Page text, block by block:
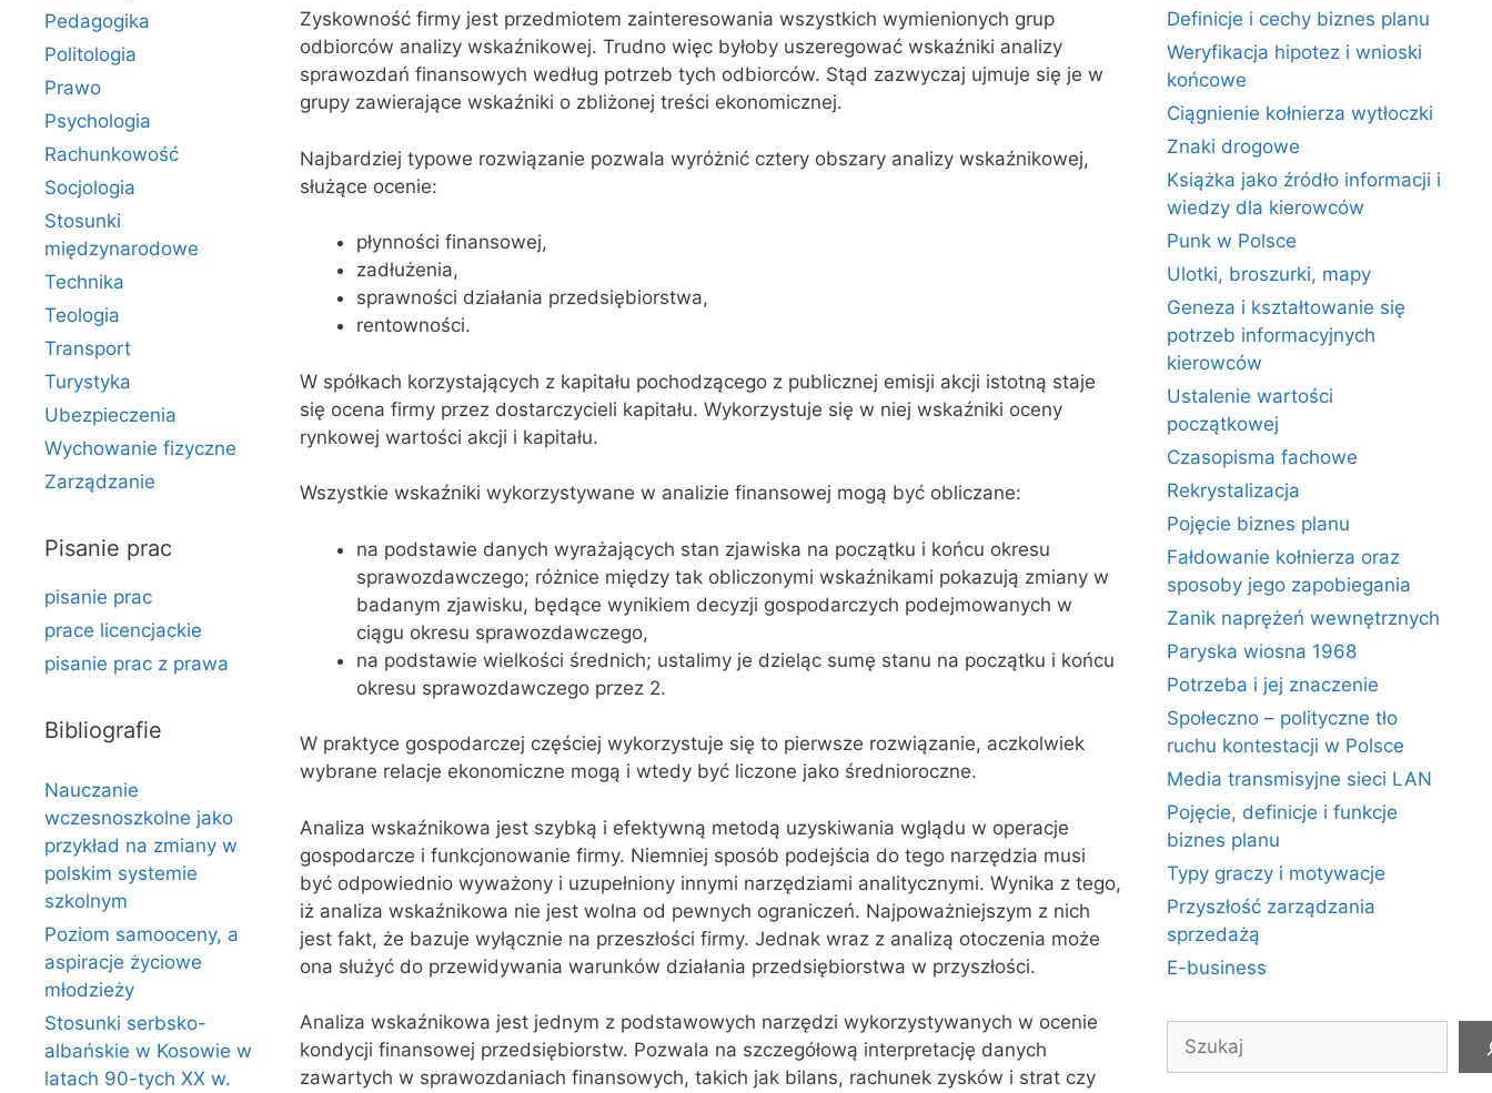
Zyskowność firmy jest przedmiotem zainteresowania wszystkich wymie‌nionych grup
odbiorców analizy wskaźnikowej. Trudno więc byłoby uszerego‌wać wskaźniki analizy
sprawozdań finansowych według potrzeb tych odbior‌ców. Stąd zazwyczaj ujmuje się je w
grupy zawierające wskaźniki o zbliżonej treści ekonomicznej.
Najbardziej typowe rozwiązanie pozwala wyróżnić cztery obszary analizy wskaźnikowej,
służące ocenie:
płynności finansowej,
zadłużenia,
sprawności działania przedsiębiorstwa,
rentowności.
W spółkach korzystających z kapitału pochodzącego z publicznej emisji akcji istotną staje
się ocena firmy przez dostarczycieli kapitału. Wykorzystuje się w niej wskaźniki oceny
rynkowej wartości akcji i kapitału.
Wszystkie wskaźniki wykorzystywane w analizie finansowej mogą być obliczane:
na podstawie danych wyrażających stan zjawiska na początku i końcu okresu
sprawozdawczego; różnice między tak obliczonymi wskaźnikami pokazują zmiany w
badanym zjawisku, będące wynikiem decyzji gospodarczych podejmowanych w
ciągu okresu sprawozdawczego,
na podstawie wielkości średnich; ustalimy je dzieląc sumę stanu na początku i końcu
okresu sprawozdawczego przez 2.
W praktyce gospodarczej częściej wykorzystuje się to pierwsze rozwiązanie, aczkolwiek
wybrane relacje ekonomiczne mogą i wtedy być liczone jako średnioroczne.
Analiza wskaźnikowa jest szybką i efektywną metodą uzyskiwania wglądu w operacje
gospodarcze i funkcjonowanie firmy. Niemniej sposób podejścia do tego narzędzia musi
być odpowiednio wyważony i uzupełniony innymi narzędziami analitycznymi. Wynika z tego,
iż analiza wskaźnikowa nie jest wolna od pewnych ograniczeń. Najpoważniejszym z nich
jest fakt, że bazuje wyłącznie na przeszłości firmy. Jednak wraz z analizą otoczenia może
ona służyć do przewidywania warunków działania przedsiębiorstwa w przy‌szłości.
Analiza wskaźnikowa jest jednym z podstawowych narzędzi wykorzystywanych w ocenie
kondycji finansowej przedsiębiorstw. Pozwala na szczegółową interpretację danych
zawartych w sprawozdaniach finansowych, takich jak bilans, rachunek zysków i strat czy
Pedagogika
Politologia
Prawo
Psychologia
Rachunkowość
Socjologia
Stosunki
międzynarodowe
Technika
Teologia
Transport
Turystyka
Ubezpieczenia
Wychowanie fizyczne
Zarządzanie
Pisanie prac
pisanie prac
prace licencjackie
pisanie prac z prawa
Bibliografie
Nauczanie
wczesnoszkolne jako
przykład na zmiany w
polskim systemie
szkolnym
Poziom samooceny, a
aspiracje życiowe
młodzieży
Stosunki serbsko-
albańskie w Kosowie w
latach 90-tych XX w.
Definicje i cechy biznes planu
Weryfikacja hipotez i wnioski
końcowe
Ciągnienie kołnierza wytłoczki
Znaki drogowe
Książka jako źródło informacji i
wiedzy dla kierowców
Punk w Polsce
Ulotki, broszurki, mapy
Geneza i kształtowanie się
potrzeb informacyjnych
kierowców
Ustalenie wartości
początkowej
Czasopisma fachowe
Rekrystalizacja
Pojęcie biznes planu
Fałdowanie kołnierza oraz
sposoby jego zapobiegania
Zanik naprężeń wewnętrznych
Paryska wiosna 1968
Potrzeba i jej znaczenie
Społeczno – polityczne tło
ruchu kontestacji w Polsce
Media transmisyjne sieci LAN
Pojęcie, definicje i funkcje
biznes planu
Typy graczy i motywacje
Przyszłość zarządzania
sprzedażą
E-business
Szukaj